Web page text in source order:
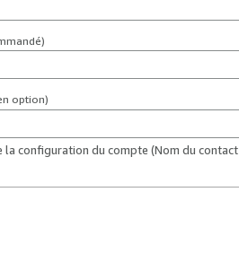
option)
la configuration du compte (Nom du